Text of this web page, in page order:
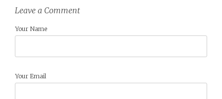
Leave a Comment
Your Name
Your Email